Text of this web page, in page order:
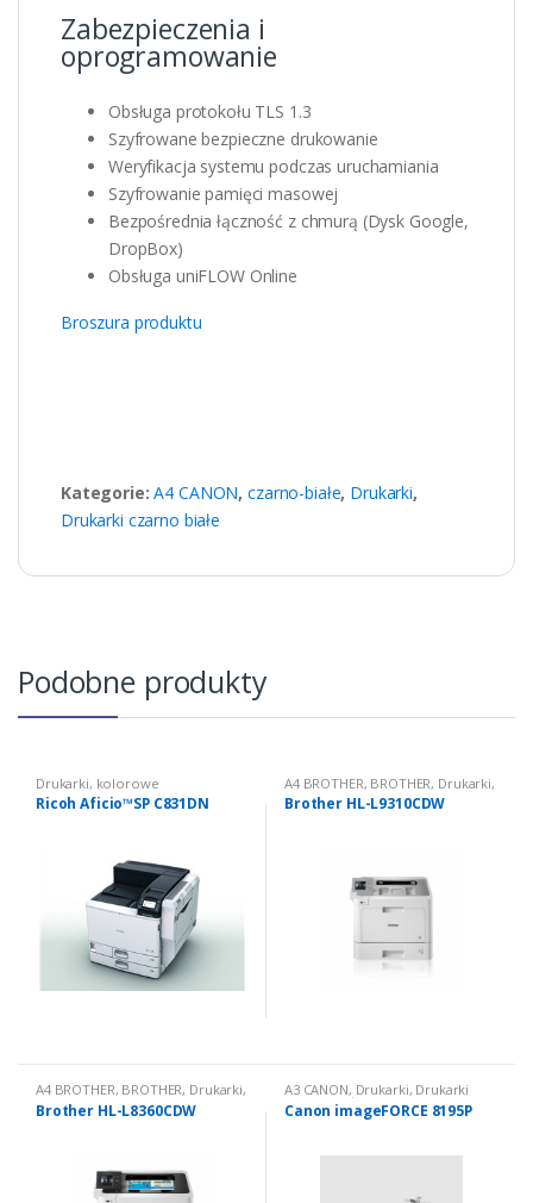
Zabezpieczenia i
oprogramowanie
Obsługa protokołu TLS 1.3
Szyfrowane bezpieczne drukowanie
Weryfikacja systemu podczas uruchamiania
Szyfrowanie pamięci masowej
Bezpośrednia łączność z chmurą (Dysk Google,
DropBox)
Obsługa uniFLOW Online
Broszura produktu
Kategorie:A4 CANON,czarno-białe, Drukarki,
Drukarki czarno białe
Podobne produkty
Drukarki, kolorowe
Ricoh Aficio™SP C831DN
A4 BROTHER, BROTHER, Drukarki,
Drukarki kolorowe
Brother HL-L9310CDW
A4 BROTHER, BROTHER, Drukarki,
Drukarki kolorowe
Brother HL-L8360CDW
A3 CANON, Drukarki, Drukarki
czarno białe
Canon imageFORCE 8195P